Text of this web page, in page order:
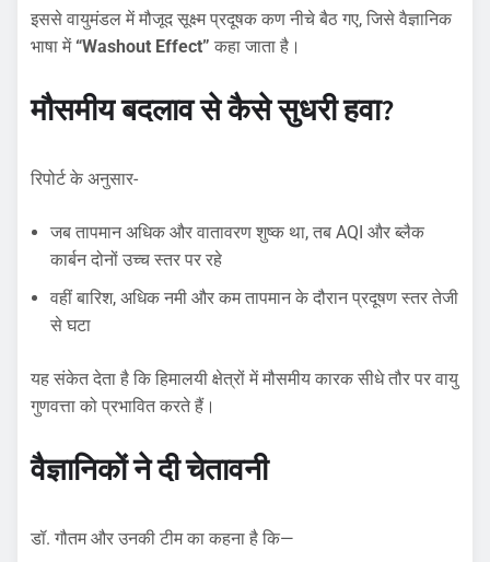
इससे वायुमंडल में मौजूद सूक्ष्म प्रदूषक कण नीचे बैठ गए, जिसे वैज्ञानिक
भाषा में “Washout Effect” कहा जाता है।
मौसमीय बदलाव से कैसे सुधरी हवा?
रिपोर्ट के अनुसार-
जब तापमान अधिक और वातावरण शुष्क था, तब AQI और ब्लैक
कार्बन दोनों उच्च स्तर पर रहे
वहीं बारिश, अधिक नमी और कम तापमान के दौरान प्रदूषण स्तर तेजी
से घटा
यह संकेत देता है कि हिमालयी क्षेत्रों में मौसमीय कारक सीधे तौर पर वायु
गुणवत्ता को प्रभावित करते हैं।
वैज्ञानिकों ने दी चेतावनी
डॉ. गौतम और उनकी टीम का कहना है कि—